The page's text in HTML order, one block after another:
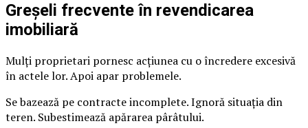
Greșeli frecvente în revendicarea
imobiliară
Mulți proprietari pornesc acțiunea cu o încredere excesivă
în actele lor. Apoi apar problemele.
Se bazează pe contracte incomplete. Ignoră situația din
teren. Subestimează apărarea pârâtului.